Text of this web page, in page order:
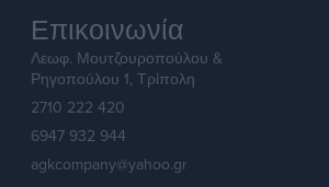
Επικοινωνία
Λεωφ. Μουτζουροπούλου &
Ρηγοπούλου 1, Τρίπολη
2710 222 420
6947 932 944
agkcompany@yahoo.gr